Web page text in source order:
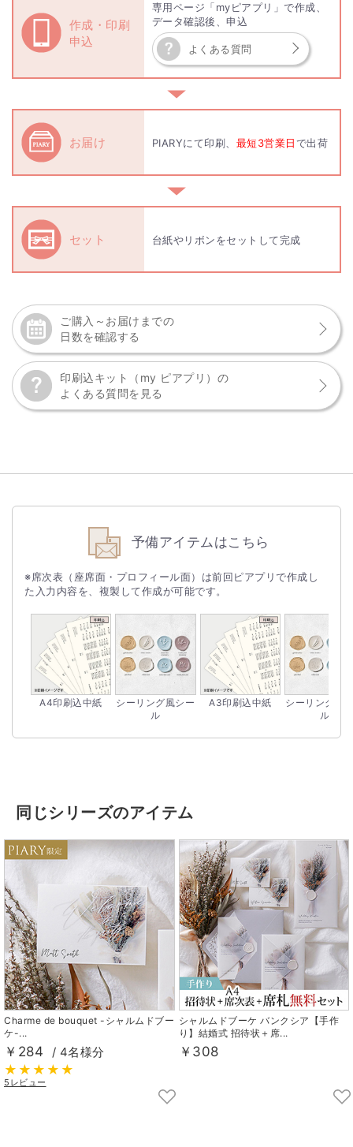
作成・印刷
申込
専用ページ「myピアプリ」で作成、
データ確認後、申込
よくある質問
▼
お届け PIARYにて印刷、 最短3営業日で出荷
▼
セット 台紙やリボンをセットして完成
ご購入～お届けまでの
日数を確認する
印刷込キット（my ピアプリ）の
よくある質問を見る
予備アイテムはこちら
※席次表（座席面・プロフィール面）は前回ピアプリで作成し
た入力内容を、複製して作成が可能です。
A4印刷込中紙
シーリング風シー
ル
A3印刷込中紙
シーリング風
ル
同じシリーズのアイテム
Charme de bouquet -シャルムドブー
ケ-...
￥284 / 4名様分
5レビュー
シャルムドブーケ バンクシア【手作
り】結婚式 招待状＋席...
￥308